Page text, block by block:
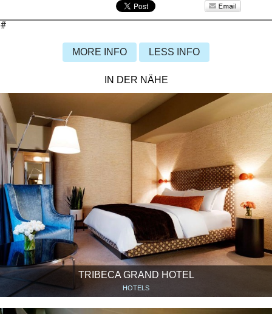
#
MORE INFO LESS INFO
IN DER NÄHE
TRIBECA GRAND HOTEL
HOTELS